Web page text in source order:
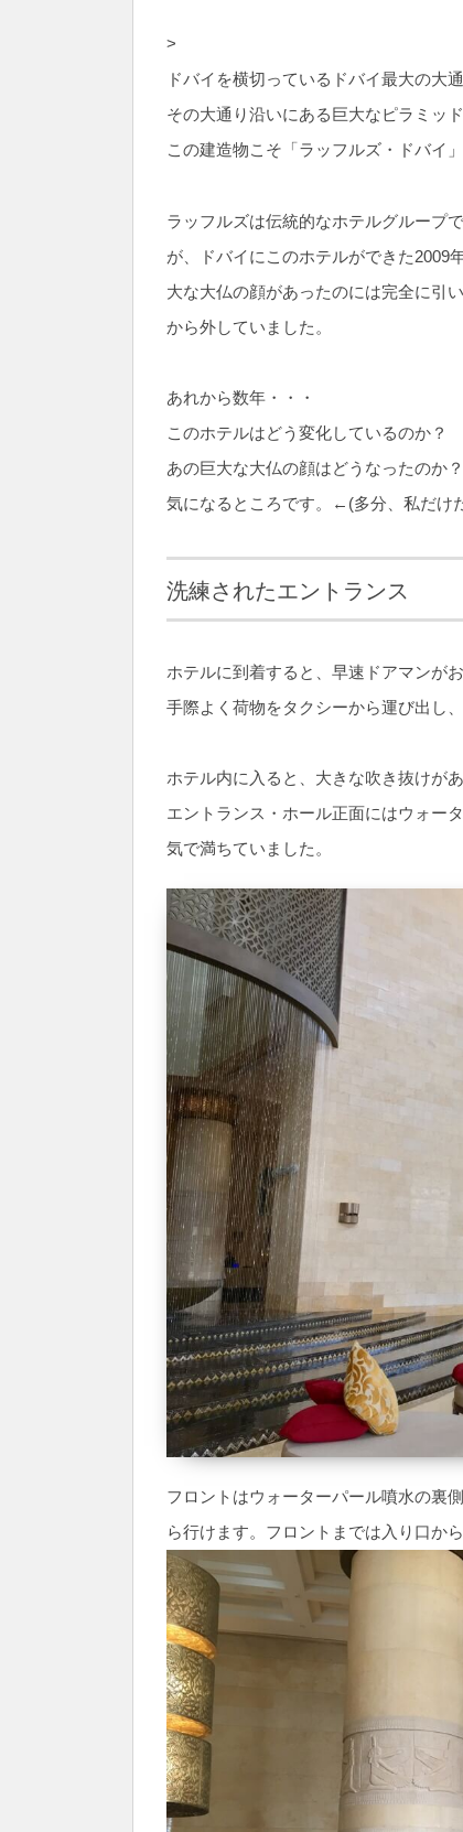
>
ドバイを横切っているドバイ最大の大
その大通り沿いにある巨大なピラミッド
この建造物こそ「ラッフルズ・ドバイ」
ラッフルズは伝統的なホテルグループで
が、ドバイにこのホテルができた2009
大な大仏の顔があったのには完全に引
から外していました。
あれから数年・・・
このホテルはどう変化しているのか？
あの巨大な大仏の顔はどうなったのか？
気になるところです。←(多分、私だけ
洗練されたエントランス
ホテルに到着すると、早速ドアマンがお
手際よく荷物をタクシーから運び出し
ホテル内に入ると、大きな吹き抜けが
エントランス・ホール正面にはウォー
気で満ちていました。
フロントはウォーターパール噴水の裏
ら行けます。フロントまでは入り口か